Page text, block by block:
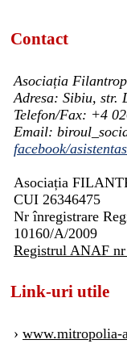
Contact
Asociația
Adresa: Sibiu, str.
Telefon/Fax: +4
Email:
facebook/
Asociația
CUI 26346475
Nr înregistrare
10160/A/2009
Registrul ANAF
Link-uri utile
› www.mitropolia-